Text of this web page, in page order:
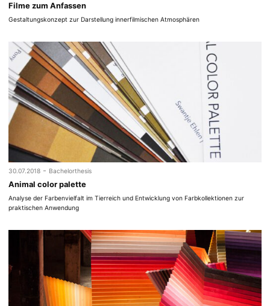
Filme zum Anfassen
Gestaltungskonzept zur Darstellung innerfilmischen Atmosphären
30.07.2018 - Bachelorthesis
Animal color palette
Analyse der Farbenvielfalt im Tierreich und Entwicklung von Farbkollektionen zur
praktischen Anwendung